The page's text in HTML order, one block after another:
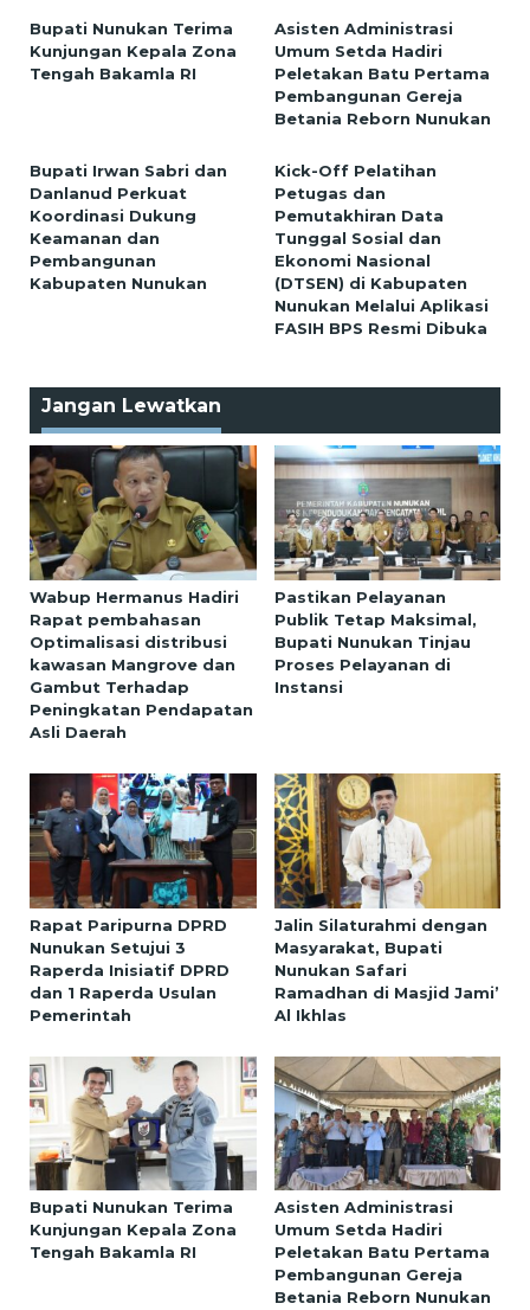
Bupati Nunukan Terima
Kunjungan Kepala Zona
Tengah Bakamla RI
Asisten Administrasi
Umum Setda Hadiri
Peletakan Batu Pertama
Pembangunan Gereja
Betania Reborn Nunukan
Bupati Irwan Sabri dan
Danlanud Perkuat
Koordinasi Dukung
Keamanan dan
Pembangunan
Kabupaten Nunukan
Kick-Off Pelatihan
Petugas dan
Pemutakhiran Data
Tunggal Sosial dan
Ekonomi Nasional
(DTSEN) di Kabupaten
Nunukan Melalui Aplikasi
FASIH BPS Resmi Dibuka
Jangan Lewatkan
Wabup Hermanus Hadiri
Rapat pembahasan
Optimalisasi distribusi
kawasan Mangrove dan
Gambut Terhadap
Peningkatan Pendapatan
Asli Daerah
Pastikan Pelayanan
Publik Tetap Maksimal,
Bupati Nunukan Tinjau
Proses Pelayanan di
Instansi
Rapat Paripurna DPRD
Nunukan Setujui 3
Raperda Inisiatif DPRD
dan 1 Raperda Usulan
Pemerintah
Jalin Silaturahmi dengan
Masyarakat, Bupati
Nunukan Safari
Ramadhan di Masjid Jami’
Al Ikhlas
Bupati Nunukan Terima
Kunjungan Kepala Zona
Tengah Bakamla RI
Asisten Administrasi
Umum Setda Hadiri
Peletakan Batu Pertama
Pembangunan Gereja
Betania Reborn Nunukan